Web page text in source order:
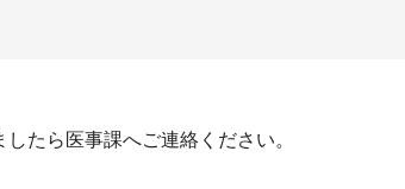
たら医事課へご連絡ください。